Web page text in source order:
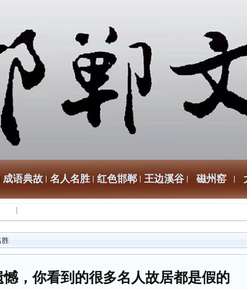
成语典故 名人名胜 红色邯郸 王边溪谷 磁州窑
胜
憾，你看到的很多名人故居都是假的